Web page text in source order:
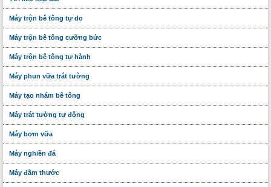
Máy trộn bê tông tự do
Máy trộn bê tông cưỡng bức
Máy trộn bê tông tự hành
Máy phun vữa trát tường
Máy tạo nhám bê tông
Máy trát tường tự động
Máy bơm vữa
Máy nghiền đá
Máy đầm thước